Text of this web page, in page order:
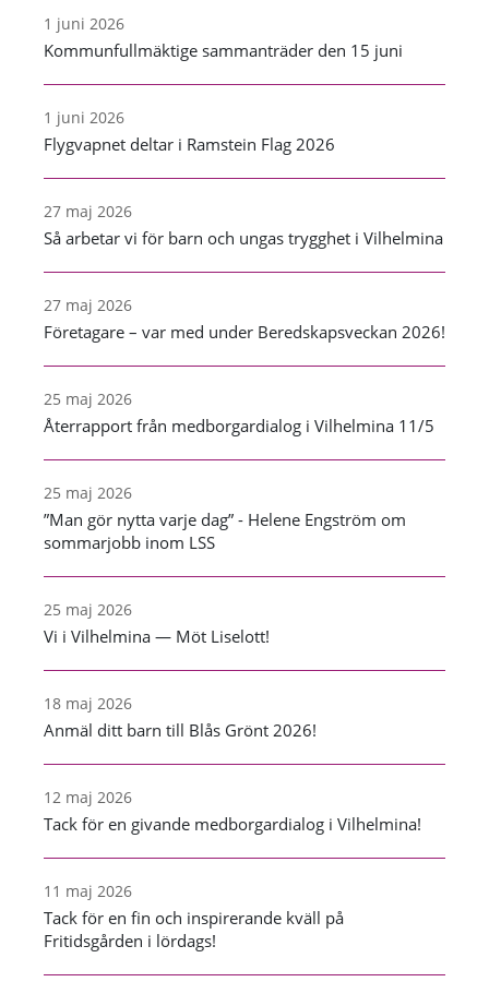
1 juni 2026
Kommunfullmäktige sammanträder den 15 juni
1 juni 2026
Flygvapnet deltar i Ramstein Flag 2026
27 maj 2026
Så arbetar vi för barn och ungas trygghet i Vilhelmina
27 maj 2026
Företagare – var med under Beredskapsveckan 2026!
25 maj 2026
Återrapport från medborgardialog i Vilhelmina 11/5
25 maj 2026
”Man gör nytta varje dag” - Helene Engström om
sommarjobb inom LSS
25 maj 2026
Vi i Vilhelmina — Möt Liselott!
18 maj 2026
Anmäl ditt barn till Blås Grönt 2026!
12 maj 2026
Tack för en givande medborgardialog i Vilhelmina!
11 maj 2026
Tack för en fin och inspirerande kväll på
Fritidsgården i lördags!